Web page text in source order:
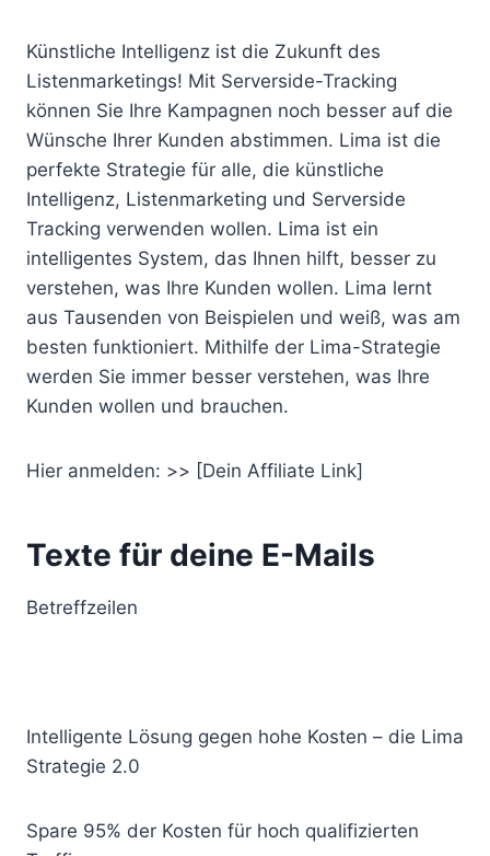
Künstliche Intelligenz ist die Zukunft des
Listenmarketings! Mit Serverside-Tracking
können Sie Ihre Kampagnen noch besser auf die
Wünsche Ihrer Kunden abstimmen. Lima ist die
perfekte Strategie für alle, die künstliche
Intelligenz, Listenmarketing und Serverside
Tracking verwenden wollen. Lima ist ein
intelligentes System, das Ihnen hilft, besser zu
verstehen, was Ihre Kunden wollen. Lima lernt
aus Tausenden von Beispielen und weiß, was am
besten funktioniert. Mithilfe der Lima-Strategie
werden Sie immer besser verstehen, was Ihre
Kunden wollen und brauchen.
Hier anmelden: >> [Dein Affiliate Link]
Texte für deine E-Mails
Betreffzeilen
Intelligente Lösung gegen hohe Kosten – die Lima
Strategie 2.0
Spare 95% der Kosten für hoch qualifizierten